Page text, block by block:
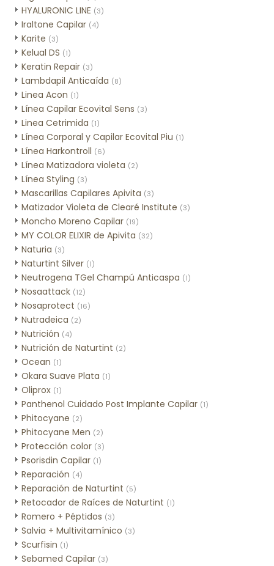
HYALURONIC LINE (3)
Iraltone Capilar (4)
Karite (3)
Kelual DS (1)
Keratin Repair (3)
Lambdapil Anticaída (8)
Linea Acon (1)
Línea Capilar Ecovital Sens (3)
Linea Cetrimida (1)
Línea Corporal y Capilar Ecovital Piu (1)
Línea Harkontroll (6)
Línea Matizadora violeta (2)
Línea Styling (3)
Mascarillas Capilares Apivita (3)
Matizador Violeta de Clearé Institute (3)
Moncho Moreno Capilar (19)
MY COLOR ELIXIR de Apivita (32)
Naturia (3)
Naturtint Silver (1)
Neutrogena TGel Champú Anticaspa (1)
Nosaattack (12)
Nosaprotect (16)
Nutradeica (2)
Nutrición (4)
Nutrición de Naturtint (2)
Ocean (1)
Okara Suave Plata (1)
Oliprox (1)
Panthenol Cuidado Post Implante Capilar (1)
Phitocyane (2)
Phitocyane Men (2)
Protección color (3)
Psorisdin Capilar (1)
Reparación (4)
Reparación de Naturtint (5)
Retocador de Raíces de Naturtint (1)
Romero + Péptidos (3)
Salvia + Multivitamínico (3)
Scurfisin (1)
Sebamed Capilar (3)